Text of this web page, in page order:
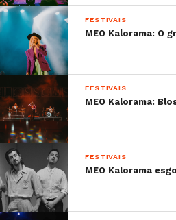
FESTIVAIS
MEO Kalorama: O
FESTIVAIS
MEO Kalorama:
FESTIVAIS
MEO Kalorama